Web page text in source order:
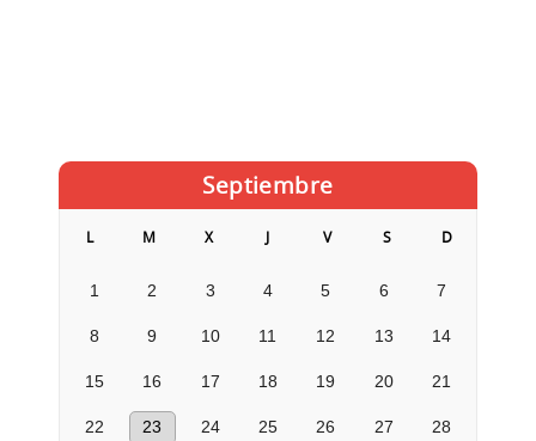
Septiembre
L M X J V S D
1 2 3 4 5 6 7
8 9 10 11 12 13 14
15 16 17 18 19 20 21
22 23 24 25 26 27 28